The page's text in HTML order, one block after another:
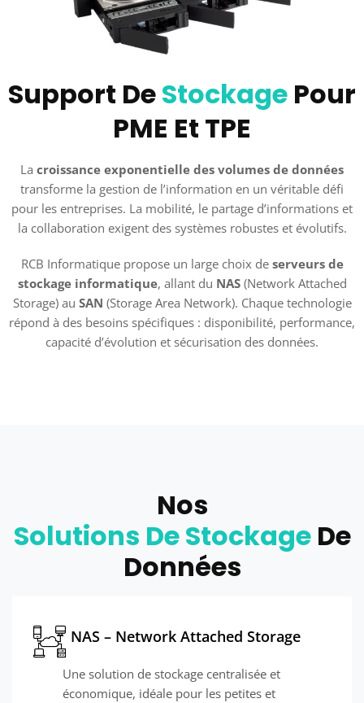
Support DeStockage Pour
PME Et TPE
La croissance exponentielle des volumes de données
transforme la gestion de l’information en un véritable défi
pour les entreprises. La mobilité, le partage d’informations et
la collaboration exigent des systèmes robustes et évolutifs.
RCB Informatique propose un large choix de serveurs de
stockage informatique, allant du NAS(Network Attached
Storage) au SAN (Storage Area Network). Chaque technologie
répond à des besoins spécifiques : disponibilité, performance,
capacité d’évolution et sécurisation des données.
Nos
Solutions De StockageDe
Données
NAS – Network Attached Storage
Une solution de stockage centralisée et
économique, idéale pour les petites et